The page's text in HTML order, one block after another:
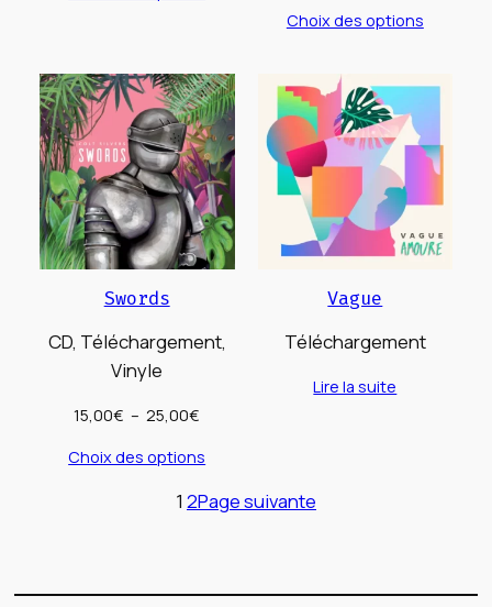
15,00€
Choix des options
Swords
CD, Téléchargement,
Vinyle
15,00€ – 25,00€
prix :
à
Choix des options
Vague
Téléchargement
Lire la suite
1 2Page suivante